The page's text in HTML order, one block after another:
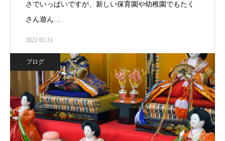
さでいっぱいですが、新しい保育園や幼稚園でもたく
さん遊ん…
2022.03.31
ブログ